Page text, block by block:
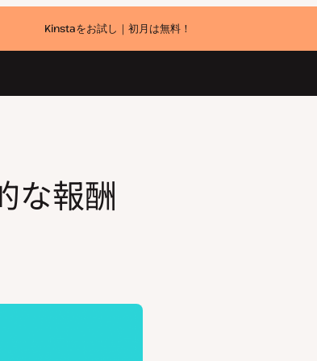
Kinstaをお試し｜初月は無料！
な報酬